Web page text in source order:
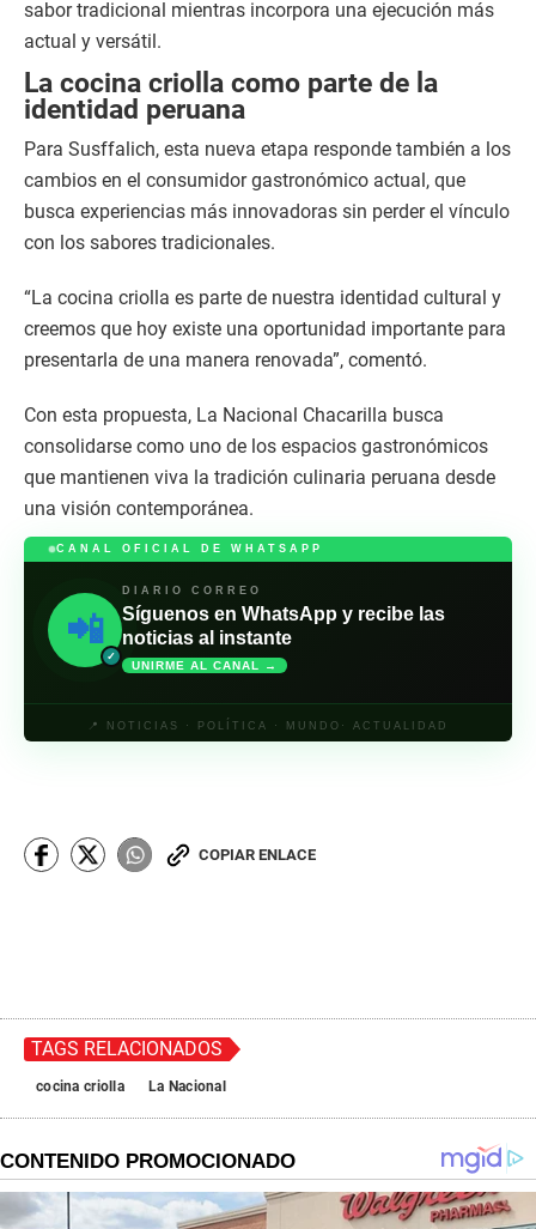
sabor tradicional mientras incorpora una ejecución más
actual y versátil.
La cocina criolla como parte de la
identidad peruana
Para Susffalich, esta nueva etapa responde también a los
cambios en el consumidor gastronómico actual, que
busca experiencias más innovadoras sin perder el vínculo
con los sabores tradicionales.
“La cocina criolla es parte de nuestra identidad cultural y
creemos que hoy existe una oportunidad importante para
presentarla de una manera renovada”, comentó.
Con esta propuesta, La Nacional Chacarilla busca
consolidarse como uno de los espacios gastronómicos
que mantienen viva la tradición culinaria peruana desde
una visión contemporánea.
CANAL OFICIAL DE WHATSAPP
📲
✓
DIARIO CORREO
Síguenos en WhatsApp y recibe las
noticias al instante
UNIRME AL CANAL →
📍 NOTICIAS · POLÍTICA · MUNDO· ACTUALIDAD
COPIAR ENLACE
TAGS RELACIONADOS
cocina criolla La Nacional